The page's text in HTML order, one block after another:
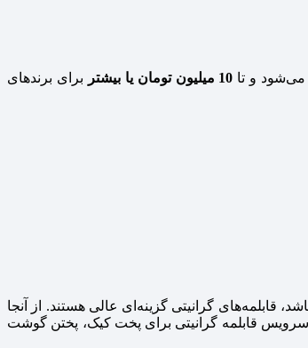
و تا 10 میلیون تومان یا بیشتر
برای برندهای
قابلمه‌های گرانیتی گزینه‌ای عالی هستند. از آنجا
سرویس قابلمه گرانیتی برای پخت کیک، پختن گوشت